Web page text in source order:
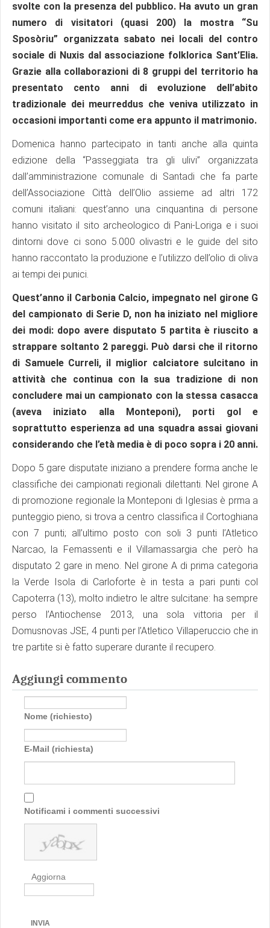
svolte con la presenza del pubblico. Ha avuto un gran
numero di visitatori (quasi 200) la mostra “Su
Sposòriu” organizzata sabato nei locali del contro
sociale di Nuxis dal associazione folklorica Sant’Elia.
Grazie alla collaborazioni di 8 gruppi del territorio ha
presentato cento anni di evoluzione dell’abito
tradizionale dei meurreddus che veniva utilizzato in
occasioni importanti come era appunto il matrimonio.
Domenica hanno partecipato in tanti anche alla quinta
edizione della “Passeggiata tra gli ulivi” organizzata
dall’amministrazione comunale di Santadi che fa parte
dell’Associazione Città dell’Olio assieme ad altri 172
comuni italiani: quest’anno una cinquantina di persone
hanno visitato il sito archeologico di Pani-Loriga e i suoi
dintorni dove ci sono 5.000 olivastri e le guide del sito
hanno raccontato la produzione e l’utilizzo dell’olio di oliva
ai tempi dei punici.
Quest’anno il Carbonia Calcio, impegnato nel girone G
del campionato di Serie D, non ha iniziato nel migliore
dei modi: dopo avere disputato 5 partita è riuscito a
strappare soltanto 2 pareggi. Può darsi che il ritorno
di Samuele Curreli, il miglior calciatore sulcitano in
attività che continua con la sua tradizione di non
concludere mai un campionato con la stessa casacca
(aveva iniziato alla Monteponi), porti gol e
soprattutto esperienza ad una squadra assai giovani
considerando che l’età media è di poco sopra i 20 anni.
Dopo 5 gare disputate iniziano a prendere forma anche le
classifiche dei campionati regionali dilettanti. Nel girone A
di promozione regionale la Monteponi di Iglesias è prma a
punteggio pieno, si trova a centro classifica il Cortoghiana
con 7 punti; all’ultimo posto con soli 3 punti l’Atletico
Narcao, la Femassenti e il Villamassargia che però ha
disputato 2 gare in meno. Nel girone A di prima categoria
la Verde Isola di Carloforte è in testa a pari punti col
Capoterra (13), molto indietro le altre sulcitane: ha sempre
perso l’Antiochense 2013, una sola vittoria per il
Domusnovas JSE, 4 punti per l’Atletico Villaperuccio che in
tre partite si è fatto superare durante il recupero.
Aggiungi commento
Nome (richiesto)
E-Mail (richiesta)
Notificami i commenti successivi
Aggiorna
INVIA